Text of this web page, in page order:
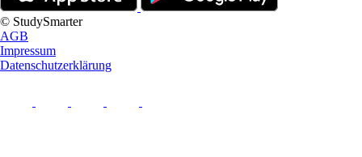
© StudySmarter
AGB
Impressum
Datenschutzerklärung